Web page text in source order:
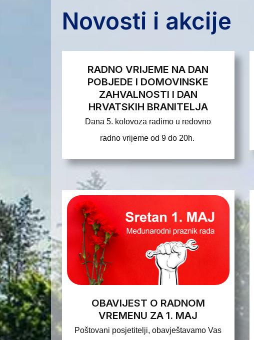
Novosti i akcije
RADNO VRIJEME NA DAN
POBJEDE I DOMOVINSKE
ZAHVALNOSTI I DAN
HRVATSKIH BRANITELJA
Dana 5. kolovoza radimo u redovno
radno vrijeme od 9 do 20h.
OBAVIJEST O RADNOM
VREMENU ZA 1. MAJ
Poštovani posjetitelji, obavještavamo Vas